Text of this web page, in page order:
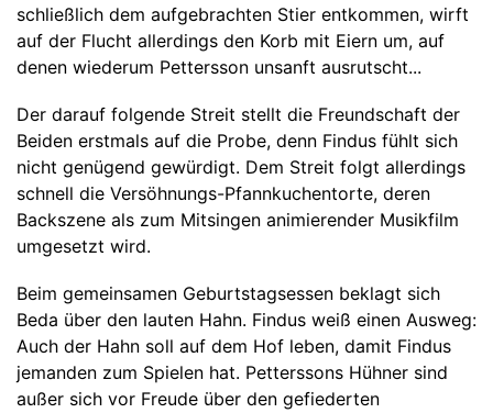
schließlich dem aufgebrachten Stier entkommen, wirft
auf der Flucht allerdings den Korb mit Eiern um, auf
denen wiederum Pettersson unsanft ausrutscht...
Der darauf folgende Streit stellt die Freundschaft der
Beiden erstmals auf die Probe, denn Findus fühlt sich
nicht genügend gewürdigt. Dem Streit folgt allerdings
schnell die Versöhnungs-Pfannkuchentorte, deren
Backszene als zum Mitsingen animierender Musikfilm
umgesetzt wird.
Beim gemeinsamen Geburtstagsessen beklagt sich
Beda über den lauten Hahn. Findus weiß einen Ausweg:
Auch der Hahn soll auf dem Hof leben, damit Findus
jemanden zum Spielen hat. Petterssons Hühner sind
außer sich vor Freude über den gefiederten